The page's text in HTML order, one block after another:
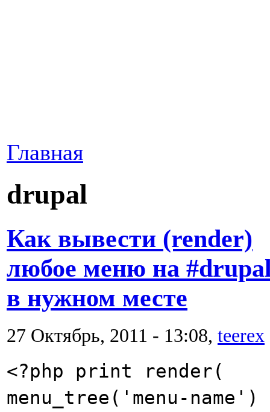
Главная
drupal
Как вывести (render)
любое меню на
в нужном месте
27 Октябрь, 2011 - 13:08, teerex
<?php print render(
menu_tree('menu-name')